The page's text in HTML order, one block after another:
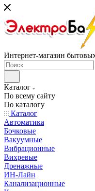
Интернет-магазин
Каталог
По всему сайту
По каталогу
Каталог
Автоматика
Бочковые
Вакуумные
Вибрационные
Вихревые
Дренажные
ИН-Лайн
Канализационные